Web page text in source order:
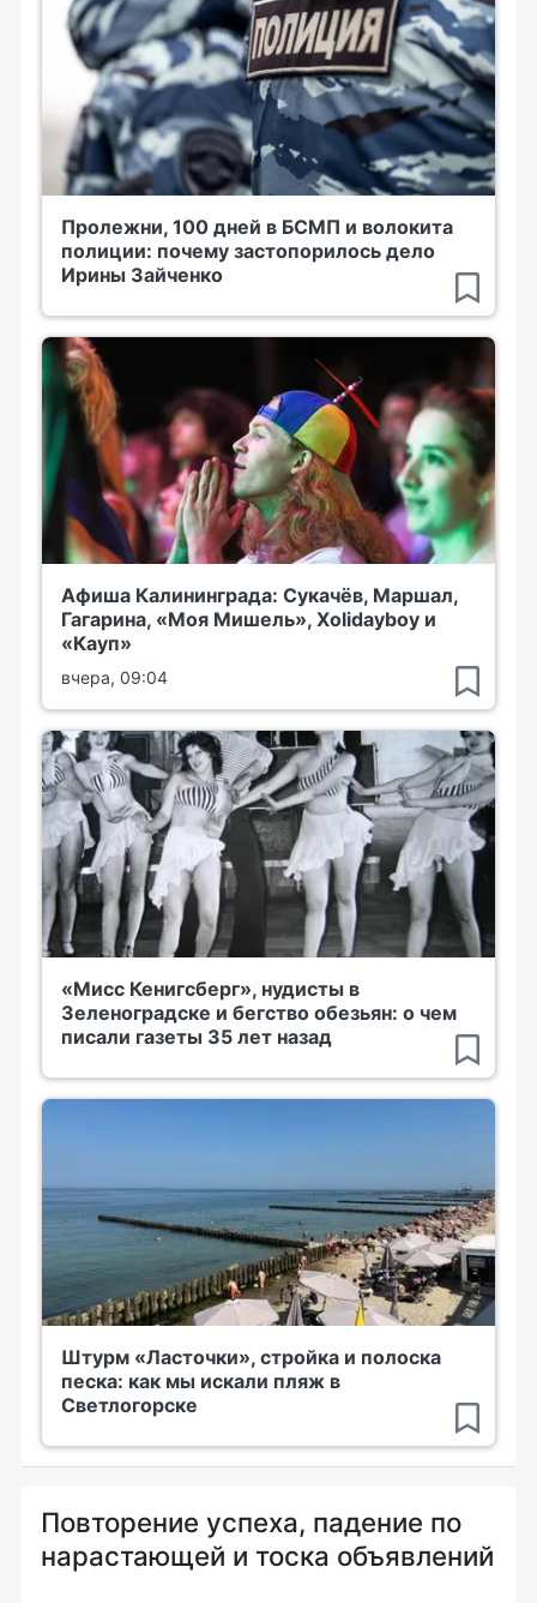
Пролежни, 100 дней в БСМП и волокита
полиции: почему застопорилось дело
Ирины Зайченко
Афиша Калининграда: Сукачёв, Маршал,
Гагарина, «Моя Мишель», Xolidayboy и
«Кауп»
вчера, 09:04
«Мисс Кенигсберг», нудисты в
Зеленоградске и бегство обезьян: о чем
писали газеты 35 лет назад
Штурм «Ласточки», стройка и полоска
песка: как мы искали пляж в
Светлогорске
Повторение успеха, падение по
нарастающей и тоска объявлений